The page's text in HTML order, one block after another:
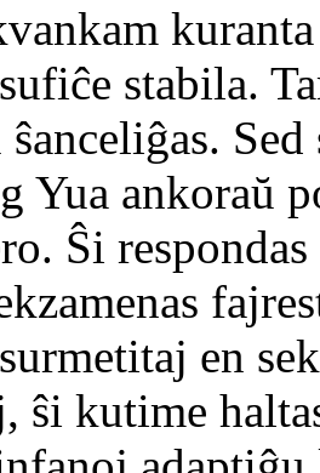
stabila.
Yua ankoraŭ
Ŝi
en
ŝi kutime